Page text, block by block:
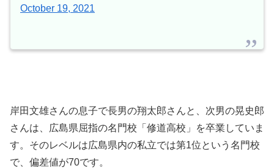
October 19, 2021
岸田文雄さんの息子で長男の翔太郎さんと、次男の晃史郎
さんは、広島県屈指の名門校「修道高校」を卒業していま
す。そのレベルは広島県内の私立では第1位という名門校
で、偏差値が70です。